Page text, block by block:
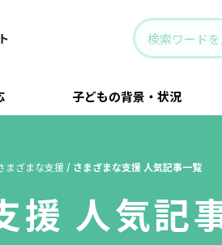
子どもの背景・状況
まざまな支援 / さまざまな支援 人気記事一覧
援 人気記